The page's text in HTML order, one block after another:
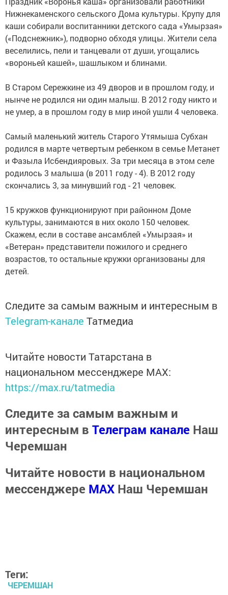
Нижнекаменского сельского Дома культуры. Крупу для
каши собирали воспитанники детского сада «Умырзая»
(«Подснежник»), подворно обходя улицы. Жители села
веселились, пели и танцевали от души, угощались
«вороньей кашей», шашлыком и блинами.
В Старом Сережкине из 49 дворов и в прошлом году, и
нынче не родился ни один малыш. В 2012 году никто и
не умер, а в прошлом году в мир иной ушли 4 человека.
Самый маленький житель Старого Утямыша Субхан
родился в марте четвертым ребенком в семье Метанет
и Фазыла Исбендияровых. За три месяца в этом селе
родилось 3 малыша (в 2011 году - 4). В 2012 году
скончались 3, за минувший год - 21 человек.
15 кружков функционируют при районном Доме
культуры, занимаются в них около 150 человек.
Скажем, если в составе ансамблей «Умырзая» и
«Ветеран» представители пожилого и среднего
возрастов, то остальные кружки организованы для
детей.
Следите за самым важным и интересным в
Telegram-канале Татмедиа
Читайте новости Татарстана в
национальном мессенджере MАХ:
https://max.ru/tatmedia
Следите за самым важным и
интересным в Телеграм канале Наш
Черемшан
Читайте новости в национальном
мессенджере MАХ Наш Черемшан
Теги:
ЧЕРЕМШАН